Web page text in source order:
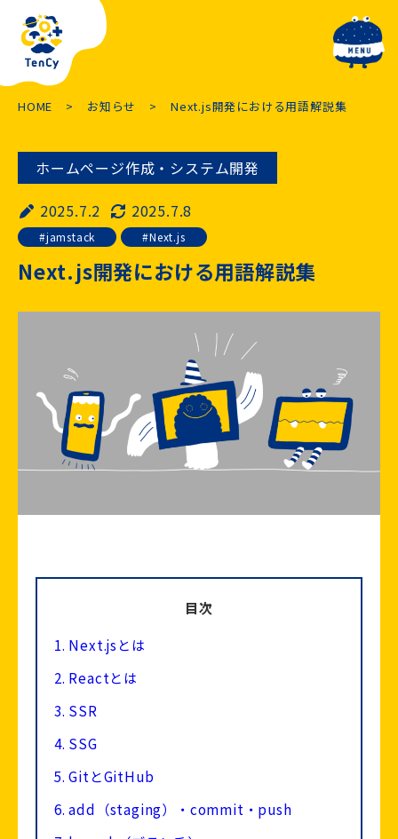
toggle
HOME お知らせ Next.js開発における用語解説集
ホームページ作成・システム開発
2025.7.2
2025.7.8
jamstack Next.js
Next.js開発における用語解説集
目次
1. Next.jsとは
2. Reactとは
3. SSR
4. SSG
5. GitとGitHub
6. add（staging）・commit・push